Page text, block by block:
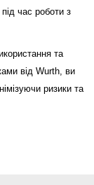
час роботи з
та
від Wurth, ви
ризики та